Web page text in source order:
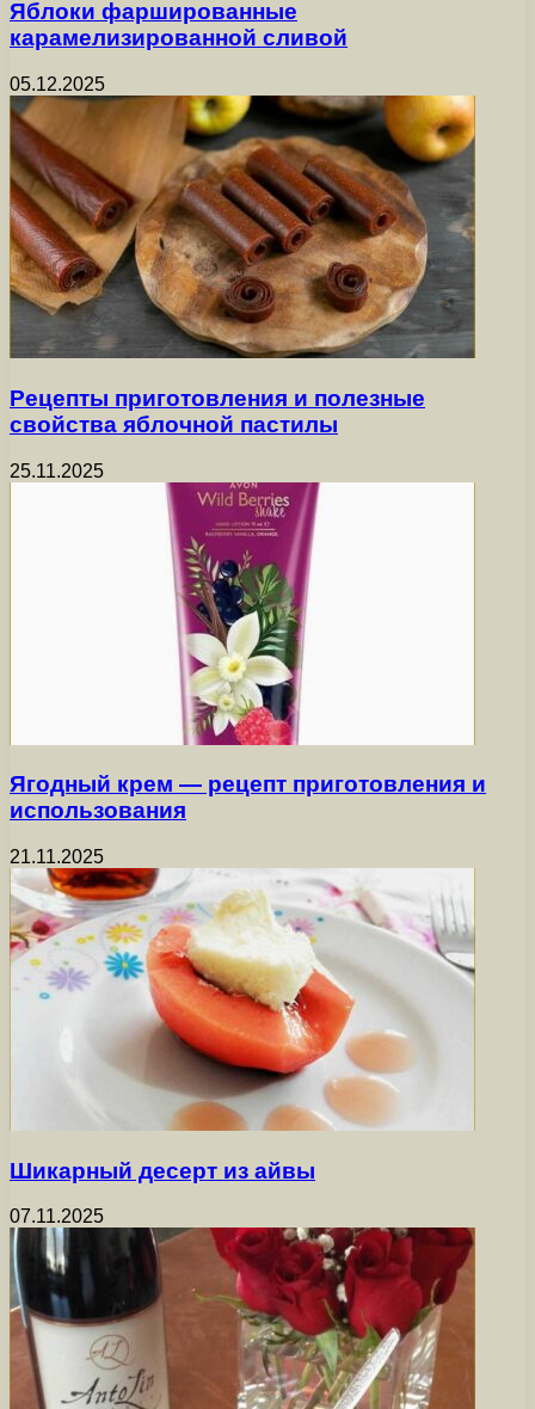
Яблоки фаршированные
карамелизированной сливой
05.12.2025
Рецепты приготовления и полезные
свойства яблочной пастилы
25.11.2025
Ягодный крем — рецепт приготовления и
использования
21.11.2025
Шикарный десерт из айвы
07.11.2025